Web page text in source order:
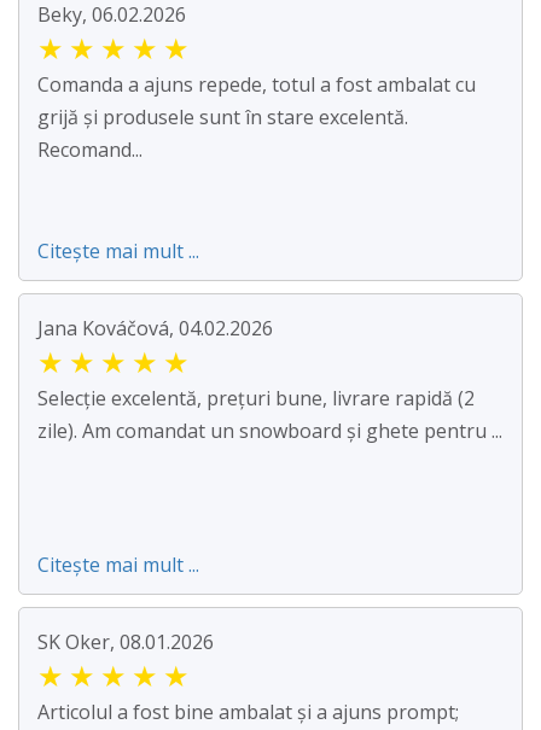
Beky, 06.02.2026
★ ★ ★ ★ ★
Comanda a ajuns repede, totul a fost ambalat cu
grijă și produsele sunt în stare excelentă.
Recomand...
Citește mai mult ...
Jana Kováčová, 04.02.2026
★ ★ ★ ★ ★
Selecție excelentă, prețuri bune, livrare rapidă (2
zile). Am comandat un snowboard și ghete pentru ...
Citește mai mult ...
SK Oker, 08.01.2026
★ ★ ★ ★ ★
Articolul a fost bine ambalat și a ajuns prompt;